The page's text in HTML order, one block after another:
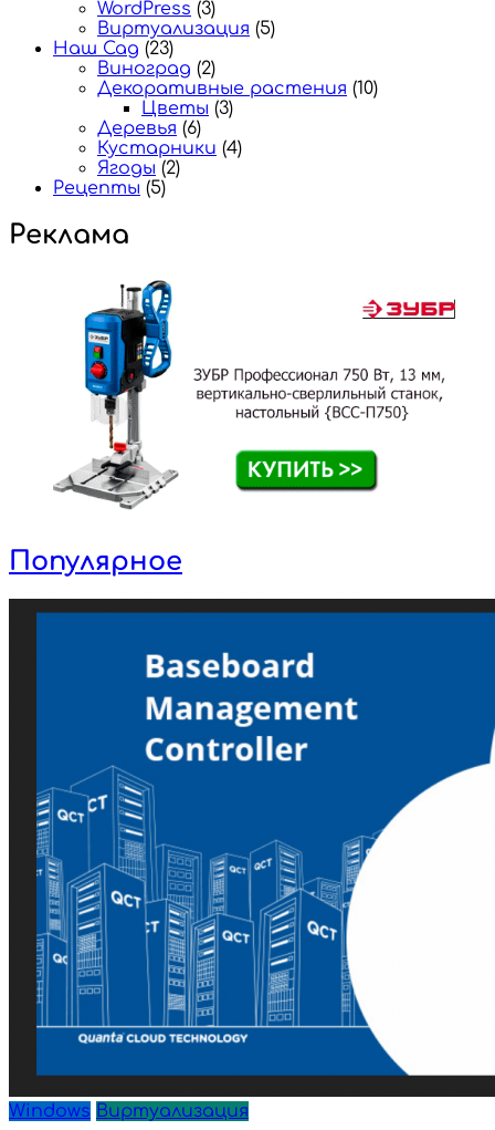
WordPress (3)
Виртуализация (5)
Наш Сад (23)
Виноград (2)
Декоративные растения (10)
Цветы (3)
Деревья (6)
Кустарники (4)
Ягоды (2)
Рецепты (5)
Реклама
Популярное
Windows Виртуализация